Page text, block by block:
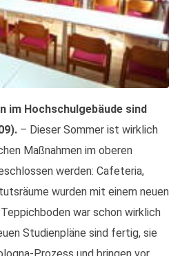
im Hochschulgebäude sind
– Dieser Sommer ist wirklich
Maßnahmen im oberen
werden: Cafeteria,
wurden mit einem neuen
war schon wirklich
Studienpläne sind fertig, sie